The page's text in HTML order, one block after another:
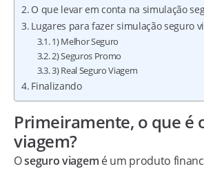
O que levar em conta na simulação
Lugares para fazer simulação seguro
1) Melhor Seguro
2) Seguros Promo
3) Real Seguro Viagem
Finalizando
Primeiramente, o que é
viagem?
Oseguro viagem é um produto